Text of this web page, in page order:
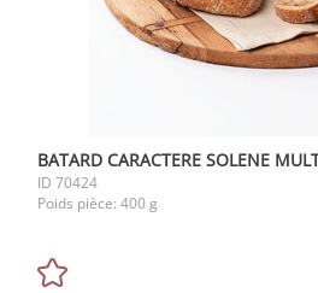
BATARD CARACTERE SOLENE
ID 70424
Poids pièce: 400 g